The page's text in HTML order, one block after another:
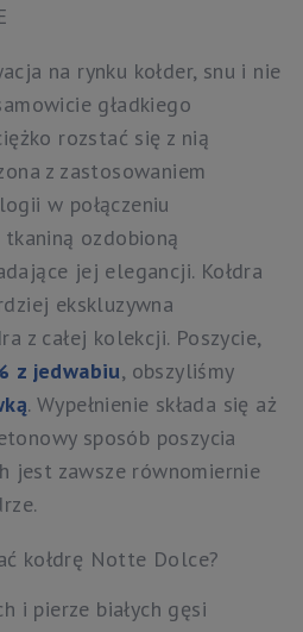
na rynku kołder, snu i nie
gładkiego
rozstać się z nią
z zastosowaniem
w połączeniu
ozdobioną
jej elegancji. Kołdra
ekskluzywna
z całej kolekcji. Poszycie,
z jedwabiu, obszyliśmy
. Wypełnienie składa się aż
sposób poszycia
jest zawsze równomiernie
kołdrę Notte Dolce?
i pierze białych gęsi